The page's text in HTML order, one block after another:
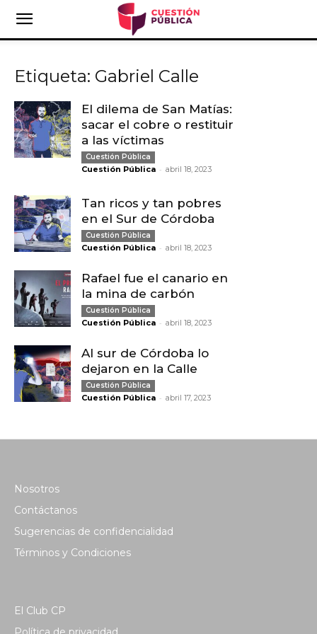
Etiqueta: Gabriel Calle
El dilema de San Matías:
sacar el cobre o restituir
a las víctimas
Cuestión Pública
Cuestión Pública - abril 18, 2023
Tan ricos y tan pobres
en el Sur de Córdoba
Cuestión Pública
Cuestión Pública - abril 18, 2023
Rafael fue el canario en
la mina de carbón
Cuestión Pública
Cuestión Pública - abril 18, 2023
Al sur de Córdoba lo
dejaron en la Calle
Cuestión Pública
Cuestión Pública - abril 17, 2023
Nosotros
Contáctanos
Sugerencias de confidencialidad
Términos y Condiciones
El Club CP